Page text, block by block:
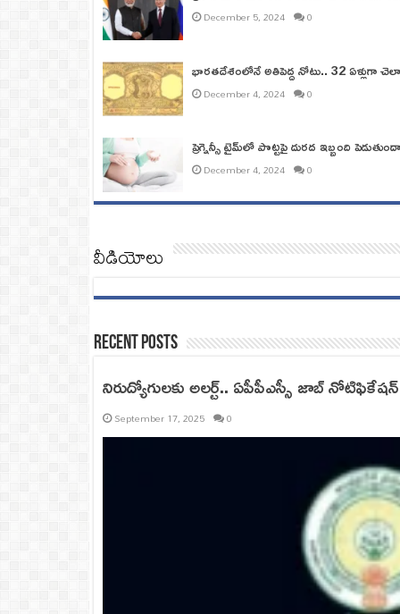
December 5, 2024 0
భారతదేశంలోనే అతిపెద్ద నోటు.. 32 ఏళ్లుగా
December 4, 2024 0
ప్రెగ్నెన్సీ టైమ్‌లో పొట్టపై దురద ఇబ్బంది
December 4, 2024 0
వీడియోలు
Recent Posts
నిరుద్యోగులకు అలర్ట్‌.. ఏపీపీఎస్సీ జాబ్‌
September 17, 2025 0